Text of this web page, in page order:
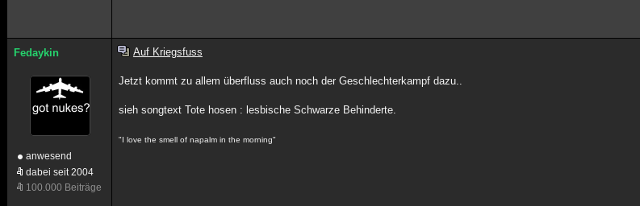
Fedaykin
anwesend
dabei seit 2004
100.000 Beiträge
Auf Kriegsfuss
Jetzt kommt zu allem überfluss auch noch der Geschlechterkampf dazu..
sieh songtext Tote hosen : lesbische Schwarze Behinderte.
"I love the smell of napalm in the morning"